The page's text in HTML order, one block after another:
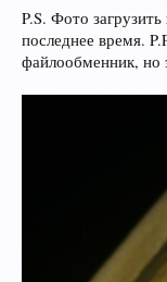
P.S. Фото
последнее время.
файлообменник, но